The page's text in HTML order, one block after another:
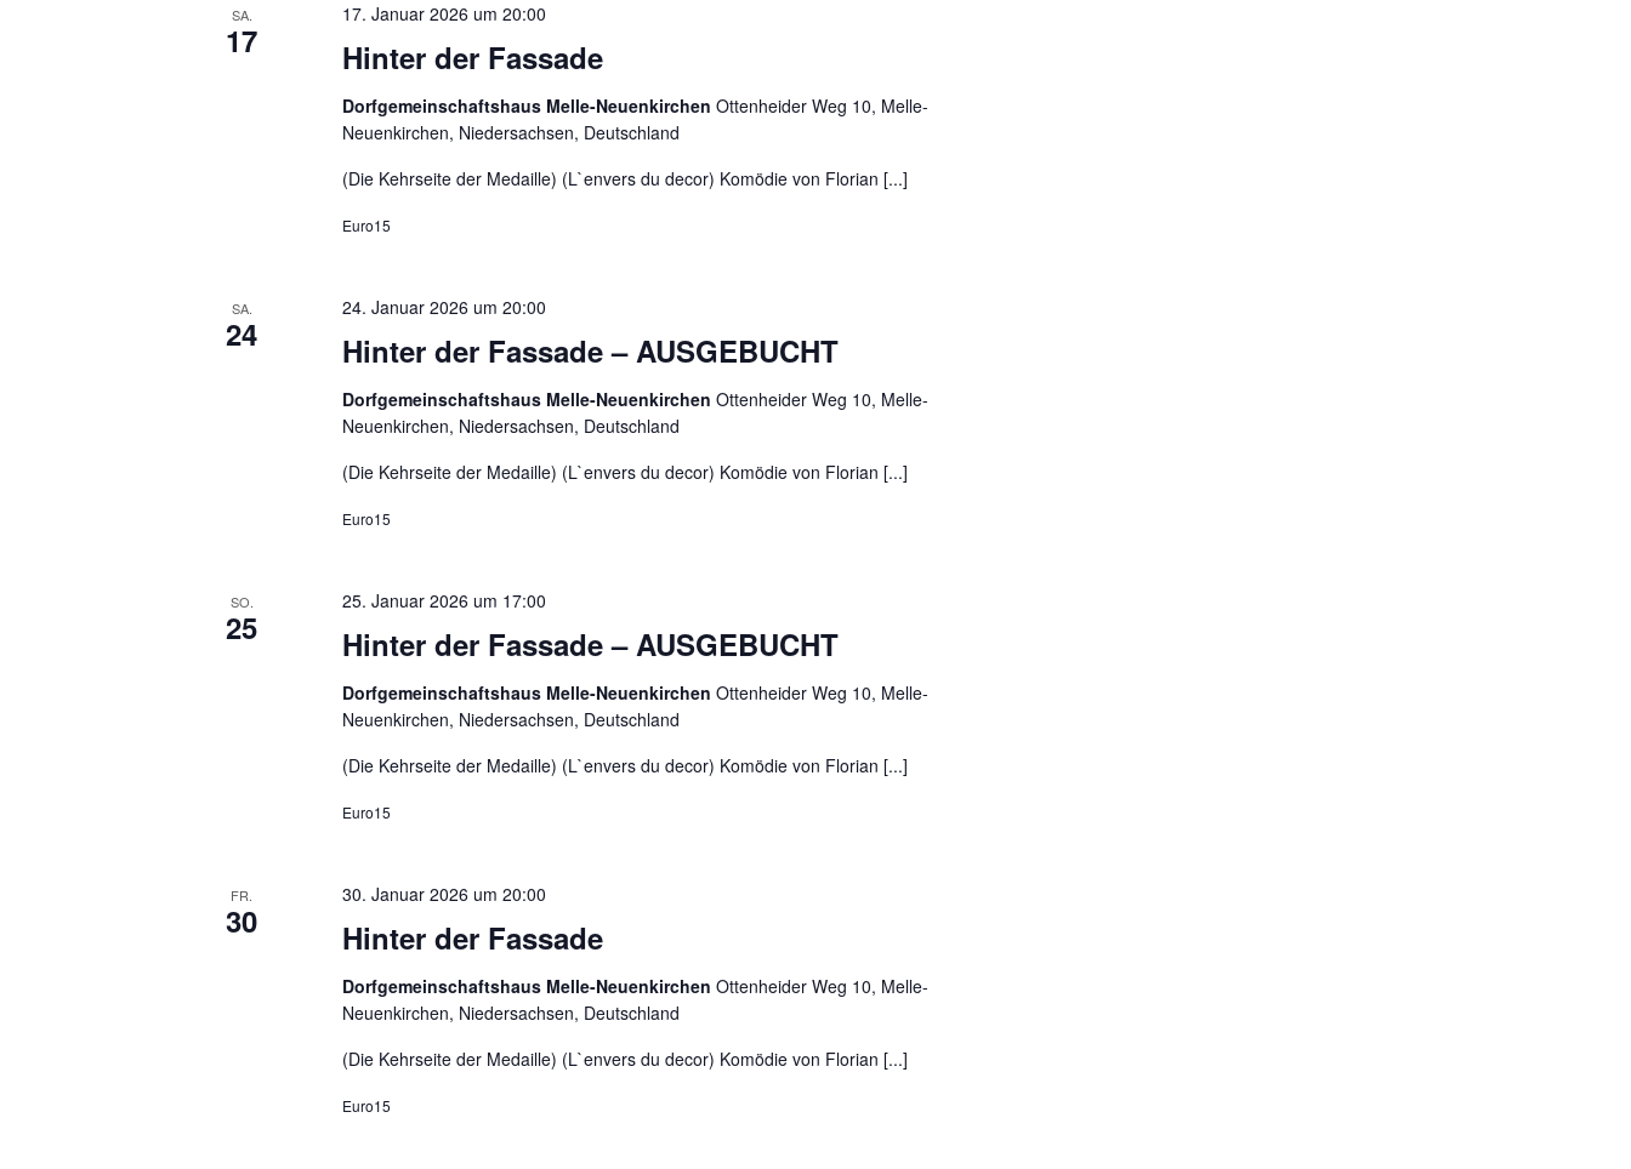
SA.
17 Hinter der Fassade
17. Januar 2026 um 20:00
Dorfgemeinschaftshaus Melle-NeuenkirchenOttenheider Weg 10, Melle-
Neuenkirchen, Niedersachsen, Deutschland
(Die Kehrseite der Medaille) (L`envers du decor) Komödie von Florian [...]
Euro15
SA.
24 Hinter der Fassade – AUSGEBUCHT
24. Januar 2026 um 20:00
Dorfgemeinschaftshaus Melle-NeuenkirchenOttenheider Weg 10, Melle-
Neuenkirchen, Niedersachsen, Deutschland
(Die Kehrseite der Medaille) (L`envers du decor) Komödie von Florian [...]
Euro15
SO.
25 Hinter der Fassade – AUSGEBUCHT
25. Januar 2026 um 17:00
Dorfgemeinschaftshaus Melle-NeuenkirchenOttenheider Weg 10, Melle-
Neuenkirchen, Niedersachsen, Deutschland
(Die Kehrseite der Medaille) (L`envers du decor) Komödie von Florian [...]
Euro15
FR.
30 Hinter der Fassade
30. Januar 2026 um 20:00
Dorfgemeinschaftshaus Melle-NeuenkirchenOttenheider Weg 10, Melle-
Neuenkirchen, Niedersachsen, Deutschland
(Die Kehrseite der Medaille) (L`envers du decor) Komödie von Florian [...]
Euro15